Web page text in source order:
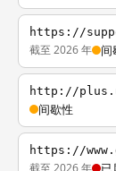
https://
截至 2026 年 间
http://
间歇性
https://
截至 2026 年